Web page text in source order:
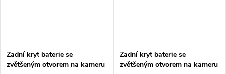
Zadní kryt baterie se
zvětšeným otvorem na kameru
Zadní kryt baterie se
zvětšeným otvorem na kameru